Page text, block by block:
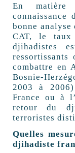
En matière
connaissance
bonne analyse
CAT, le taux
djihadistes
ressortissants
combattre en
Bosnie-
2003 à
France ou à
retour du
terroristes
Quelles
djihadiste